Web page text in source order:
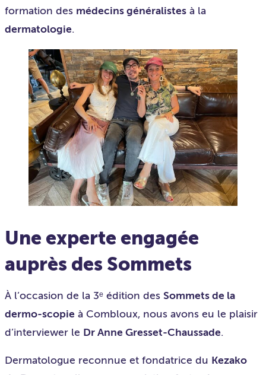
formation des médecins généralistes à la
dermatologie.
Une experte engagée
auprès des Sommets
À l’occasion de la 3ᵉ édition des Sommets de la
dermo-scopie à Combloux, nous avons eu le plaisir
d’interviewer le Dr Anne Gresset-Chaussade.
Dermatologue reconnue et fondatrice du Kezako